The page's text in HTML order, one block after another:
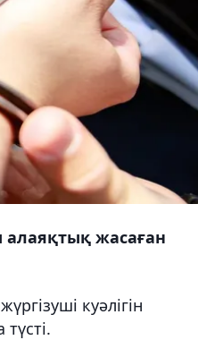
жасаған
куәлігін